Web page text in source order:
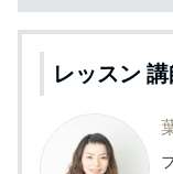
レッスン